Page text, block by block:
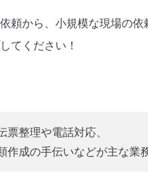
頼から、小規模な現場の
てください！
整理や電話対応、
作成の手伝いなどが主な業